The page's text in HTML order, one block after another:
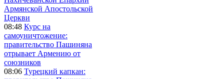
Армянской Апостольской
Церкви
08:48 Курс на
самоуничтожение:
правительство Пашиняна
отрывает Армению от
союзников
08:06 Турецкий капкан: